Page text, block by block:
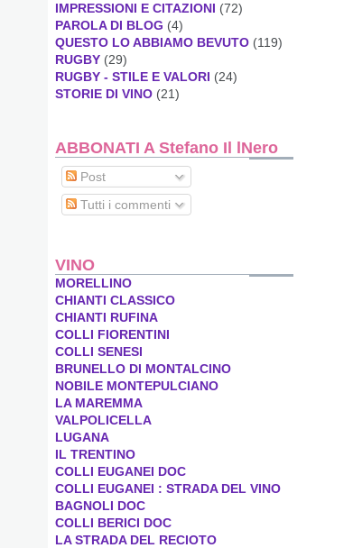
IMPRESSIONI E CITAZIONI (72)
PAROLA DI BLOG (4)
QUESTO LO ABBIAMO BEVUTO (119)
RUGBY (29)
RUGBY - STILE E VALORI (24)
STORIE DI VINO (21)
ABBONATI A Stefano Il lNero
Post
Tutti i commenti
VINO
MORELLINO
CHIANTI CLASSICO
CHIANTI RUFINA
COLLI FIORENTINI
COLLI SENESI
BRUNELLO DI MONTALCINO
NOBILE MONTEPULCIANO
LA MAREMMA
VALPOLICELLA
LUGANA
IL TRENTINO
COLLI EUGANEI DOC
COLLI EUGANEI : STRADA DEL VINO
BAGNOLI DOC
COLLI BERICI DOC
LA STRADA DEL RECIOTO